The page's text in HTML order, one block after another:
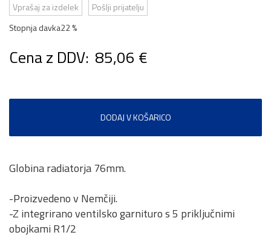
Vprašaj za izdelek
Pošlji prijatelju
Stopnja davka22 %
Cena z DDV: 85,06 €
DODAJ V KOŠARICO
Globina radiatorja 76mm.
-Proizvedeno v Nemčiji.
-Z integrirano ventilsko garnituro s 5 priključnimi
obojkami R1/2